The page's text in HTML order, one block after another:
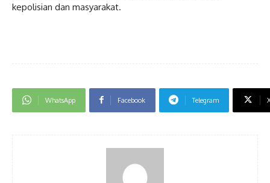
kepolisian dan masyarakat.
WhatsApp Facebook Telegram